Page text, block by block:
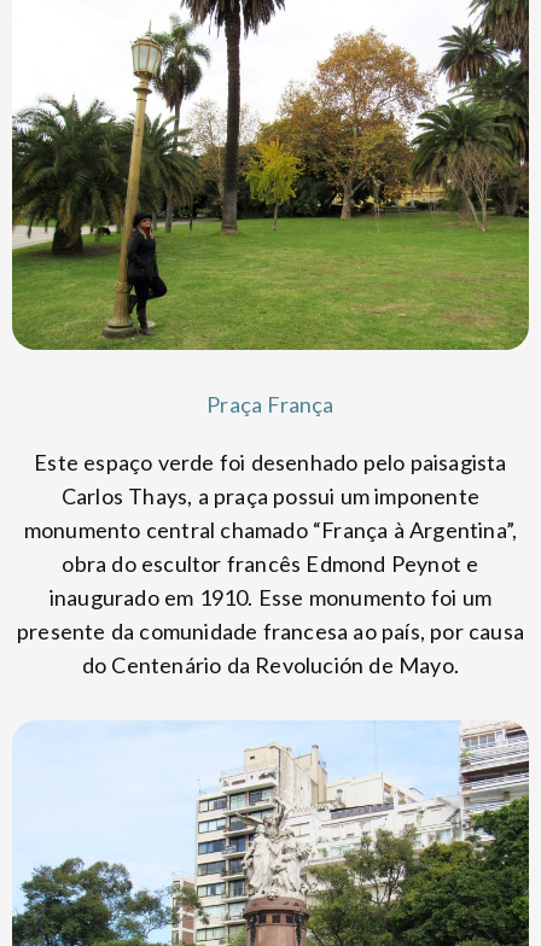
Praça França
Este espaço verde foi desenhado pelo paisagista
Carlos Thays, a praça possui um imponente
monumento central chamado “França à Argentina”,
obra do escultor francês Edmond Peynot e
inaugurado em 1910. Esse monumento foi um
presente da comunidade francesa ao país, por causa
do Centenário da Revolución de Mayo.